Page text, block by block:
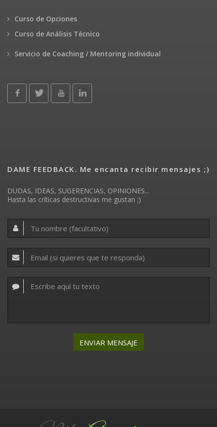
Curso de Opciones
Curso de Análisis Técnico
Servicio de Coaching / Mentoring individual
DAME FEEDBACK. Me encanta recibir mensajes ;)
DUDAS, IDEAS, SUGERENCIAS, OPINIONES...
Hasta las críticas destructivas me gustan ;)
ENVIAR MENSAJE